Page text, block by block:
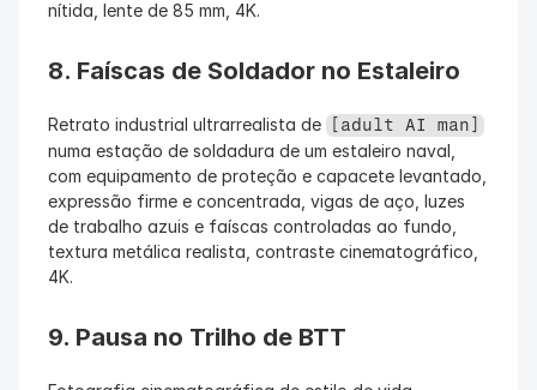
nítida, lente de 85 mm, 4K.
8. Faíscas de Soldador no Estaleiro
Retrato industrial ultrarrealista de
[adult AI man]
numa estação de soldadura de um estaleiro naval,
com equipamento de proteção e capacete levantado,
expressão firme e concentrada, vigas de aço, luzes
de trabalho azuis e faíscas controladas ao fundo,
textura metálica realista, contraste cinematográfico,
4K.
9. Pausa no Trilho de BTT